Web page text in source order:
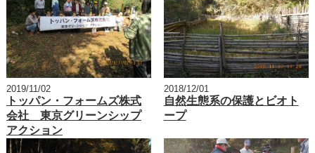
2019/11/02
トッパン・フォームズ株式
会社 東京グリーンシップ
アクション
2018/12/01
自然生態系の保護とビオト
ープ